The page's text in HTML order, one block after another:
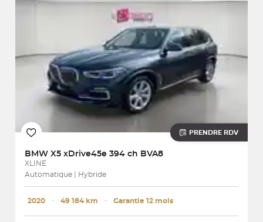
PRENDRE RDV
BMW X5 xDrive45e 394 ch BVA8
XLINE
Automatique | Hybride
2020 ･ 49 184 km ･ Garantie 12 mois